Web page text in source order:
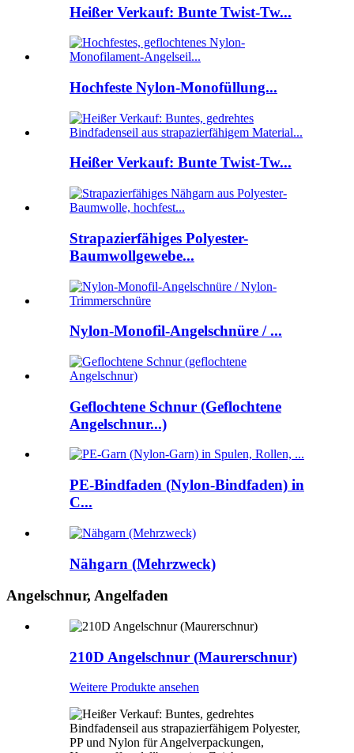
Heißer Verkauf: Bunte Twist-Tw...
Hochfeste Nylon-Monofüllung...
Heißer Verkauf: Bunte Twist-Tw...
Strapazierfähiges Polyester-
Baumwollgewebe...
Nylon-Monofil-Angelschnüre / ...
Geflochtene Schnur (Geflochtene
Angelschnur...)
PE-Bindfaden (Nylon-Bindfaden) in
C...
Nähgarn (Mehrzweck)
Angelschnur, Angelfaden
210D Angelschnur (Maurerschnur)
Weitere Produkte ansehen